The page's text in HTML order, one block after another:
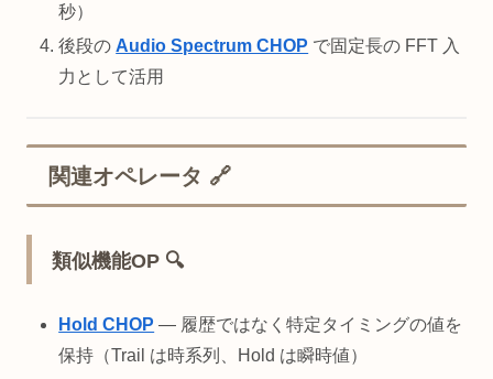
秒）
後段の Audio Spectrum CHOP で固定長の FFT 入
力として活用
関連オペレータ 🔗
類似機能OP 🔍
Hold CHOP — 履歴ではなく特定タイミングの値を
保持（Trail は時系列、Hold は瞬時値）